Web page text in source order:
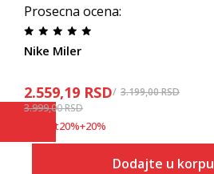
Prosecna ocena:
Nike Miler
2.559,19 RSD 3.199,00RSD
3.999,00RSD
Popust20%+20%
Dodajte u korpu